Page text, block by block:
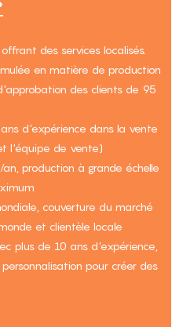
des services localisés.
en matière de production
des clients de 95
d'expérience dans la vente
l'équipe de vente)
production à grande échelle
couverture du marché
et clientèle locale
plus de 10 ans d'expérience,
pour créer des